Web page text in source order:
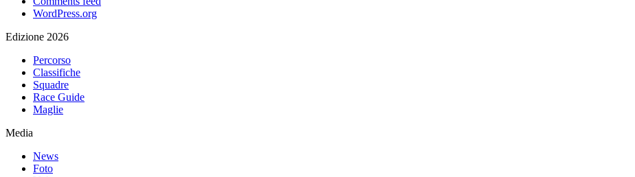
WordPress.org
Edizione 2026
Percorso
Classifiche
Squadre
Race Guide
Maglie
Media
News
Foto